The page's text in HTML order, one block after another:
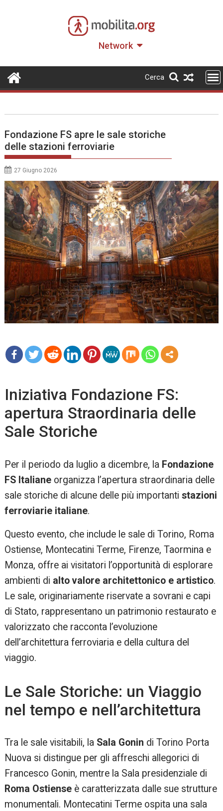
Network
Cerca
Fondazione FS apre le sale storiche
delle stazioni ferroviarie
27 Giugno 2026
re
Iniziativa Fondazione FS:
apertura Straordinaria delle
Sale Storiche
Per il periodo da luglio a dicembre, la Fondazione
FS Italiane organizza l’apertura straordinaria delle
sale storiche di alcune delle più importanti stazioni
ferroviarie italiane.
Questo evento, che include le sale di Torino, Roma
Ostiense, Montecatini Terme, Firenze, Taormina e
Monza, offre ai visitatori l’opportunità di esplorare
ambienti di alto valore architettonico e artistico.
Le sale, originariamente riservate a sovrani e capi
di Stato, rappresentano un patrimonio restaurato e
valorizzato che racconta l’evoluzione
dell’architettura ferroviaria e della cultura del
viaggio.
Le Sale Storiche: un Viaggio
nel tempo e nell’architettura
Tra le sale visitabili, la Sala Gonin di Torino Porta
Nuova si distingue per gli affreschi allegorici di
Francesco Gonin, mentre la Sala presidenziale di
Roma Ostiense è caratterizzata dalle sue strutture
monumentali. Montecatini Terme ospita una sala